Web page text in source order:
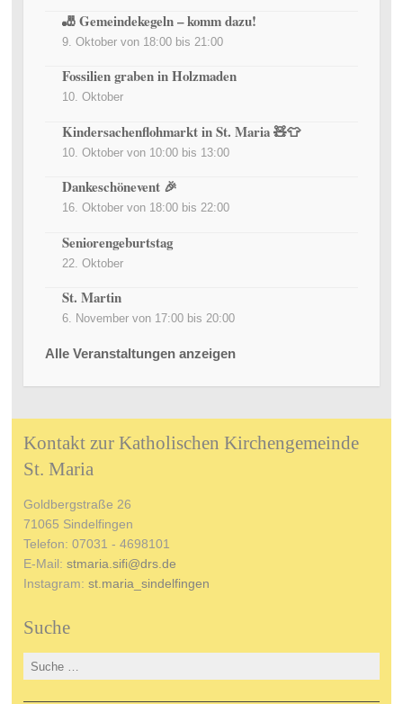
🎳 Gemeindekegeln – komm dazu!
9. Oktober von 18:00 bis 21:00
Fossilien graben in Holzmaden
10. Oktober
Kindersachenflohmarkt in St. Maria 🧸👕
10. Oktober von 10:00 bis 13:00
Dankeschönevent 🎉
16. Oktober von 18:00 bis22:00
Seniorengeburtstag
22. Oktober
St. Martin
6. November von 17:00 bis20:00
Alle Veranstaltungen anzeigen
Kontakt zur Katholischen Kirchengemeinde
St. Maria
Goldbergstraße 26
71065 Sindelfingen
Telefon: 07031 - 4698101
E-Mail: stmaria.sifi@drs.de
Instagram: st.maria_sindelfingen
Suche
Suche nach: